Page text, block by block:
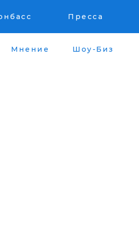
Пресса
Мнение Шоу-Биз